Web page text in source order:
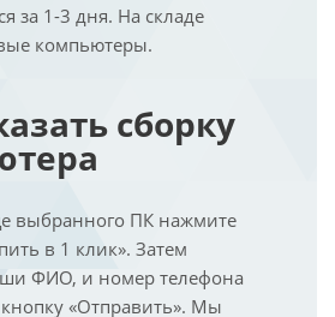
за 1-3 дня. На складе
компьютеры.
сборку
выбранного ПК нажмите
в 1 клик». Затем
ФИО, и номер телефона
«Отправить». Мы